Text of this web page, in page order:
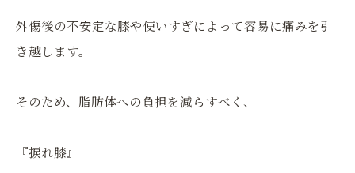
外傷後の不安定な膝や使いすぎによって容易に痛みを引
き越します。
そのため、脂肪体への負担を減らすべく、
『捩れ膝』